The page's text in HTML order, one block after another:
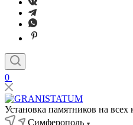
0
Установка памятников на
Симферополь